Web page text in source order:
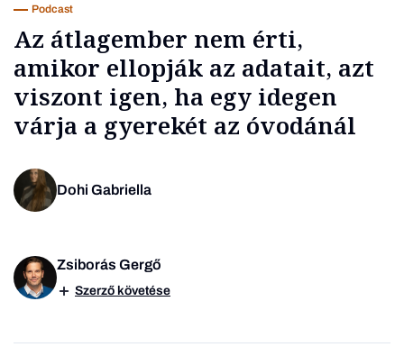
Podcast
Az átlagember nem érti,
amikor ellopják az adatait, azt
viszont igen, ha egy idegen
várja a gyerekét az óvodánál
Dohi Gabriella
Zsiborás Gergő
Szerző követése